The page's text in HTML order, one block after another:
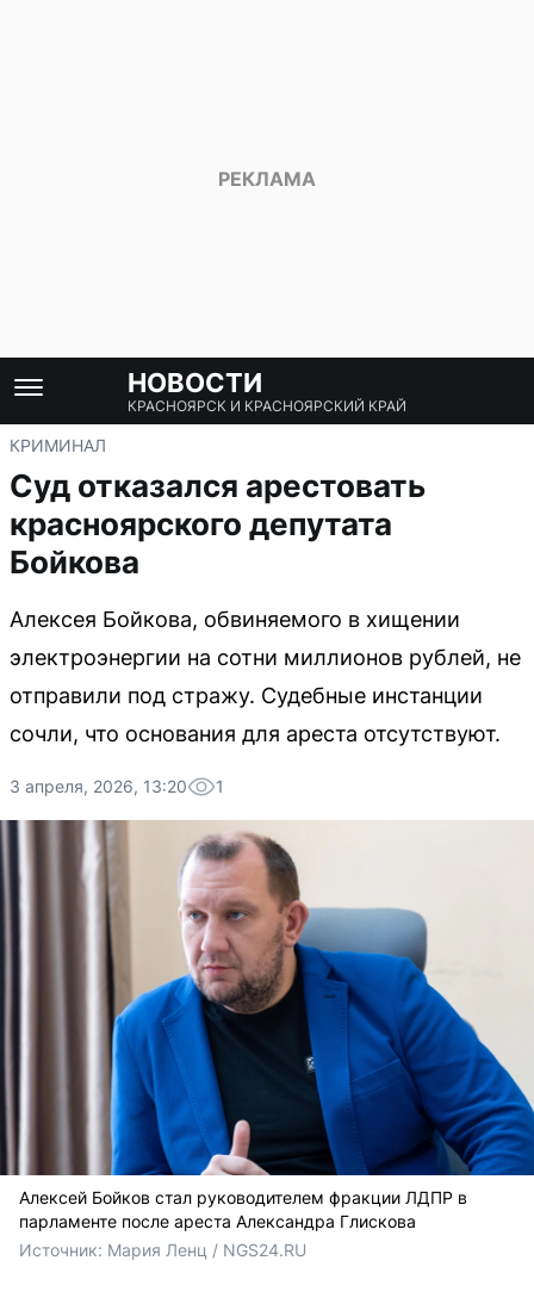
НОВОСТИ
КРАСНОЯРСК И КРАСНОЯРСКИЙ КРАЙ
КРИМИНАЛ
Суд отказался арестовать
красноярского депутата
Бойкова
Алексея Бойкова, обвиняемого в хищении
электроэнергии на сотни миллионов рублей, не
отправили под стражу. Судебные инстанции
сочли, что основания для ареста отсутствуют.
3 апреля, 2026, 13:20 1
Алексей Бойков стал руководителем фракции ЛДПР в
парламенте после ареста Александра Глискова
Источник: Мария Ленц / NGS24.RU